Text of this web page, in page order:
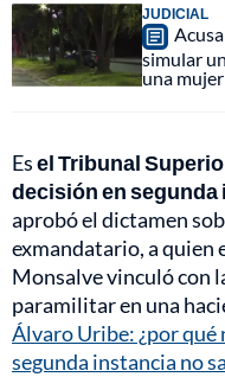
JUDICIAL
simular
una
Esel Tribunal
decisión en
aprobó el dictamen
exmandatario, a quien
Monsalve vinculó con
paramilitar en una
Álvaro Uribe: ¿por qué
segunda instancia no